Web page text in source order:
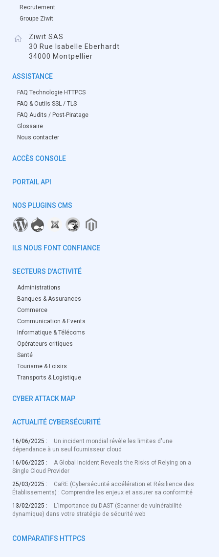
Recrutement
Groupe Ziwit
Ziwit SAS
30 Rue Isabelle Eberhardt
34000 Montpellier
ASSISTANCE
FAQ Technologie HTTPCS
FAQ & Outils SSL / TLS
FAQ Audits / Post-Piratage
Glossaire
Nous contacter
ACCÈS CONSOLE
PORTAIL API
NOS PLUGINS CMS
ILS NOUS FONT CONFIANCE
SECTEURS D'ACTIVITÉ
Administrations
Banques & Assurances
Commerce
Communication & Events
Informatique & Télécoms
Opérateurs critiques
Santé
Tourisme & Loisirs
Transports & Logistique
CYBER ATTACK MAP
ACTUALITÉ CYBERSÉCURITÉ
16/06/2025 :
Un incident mondial révèle les limites d'une
dépendance à un seul fournisseur cloud
16/06/2025 :
A Global Incident Reveals the Risks of Relying on a
Single Cloud Provider
25/03/2025 :
CaRE (Cybersécurité accélération et Résilience des
Établissements) : Comprendre les enjeux et assurer sa conformité
13/02/2025 :
L'importance du DAST (Scanner de vulnérabilité
dynamique) dans votre stratégie de sécurité web
COMPARATIFS HTTPCS